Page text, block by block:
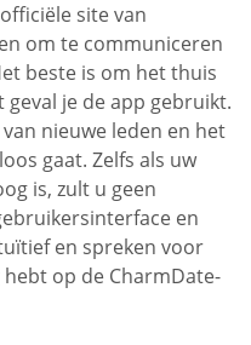
site van
om te communiceren
beste is om het thuis
je de app gebruikt.
nieuwe leden en het
gaat. Zelfs als uw
is, zult u geen
en
en spreken voor
hebt op de CharmDate-